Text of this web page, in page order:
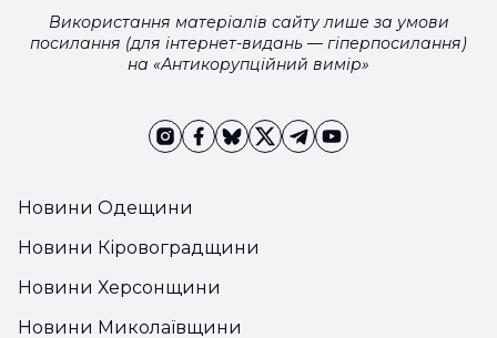
Новини Одещини
Новини Кіровоградщини
Новини Херсонщини
Новини Миколаївщини
Використання матеріалів сайту лише за умови
посилання (для інтернет-видань — гіперпосилання)
на «Антикорупційний вимір»